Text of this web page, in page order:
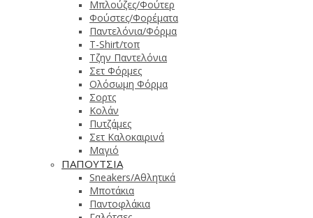
Μπλούζες/Φούτερ
Φούστες/Φορέματα
Παντελόνια/Φόρμα
T-Shirt/τοπ
Τζην Παντελόνια
Σετ Φόρμες
Ολόσωμη Φόρμα
Σορτς
Κολάν
Πυτζάμες
Σετ Καλοκαιρινά
Μαγιό
ΠΑΠΟΥΤΣΙΑ
Sneakers/Αθλητικά
Μποτάκια
Παντοφλάκια